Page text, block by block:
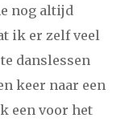
nog altijd
ik er zelf veel
danslessen
keer naar een
een voor het